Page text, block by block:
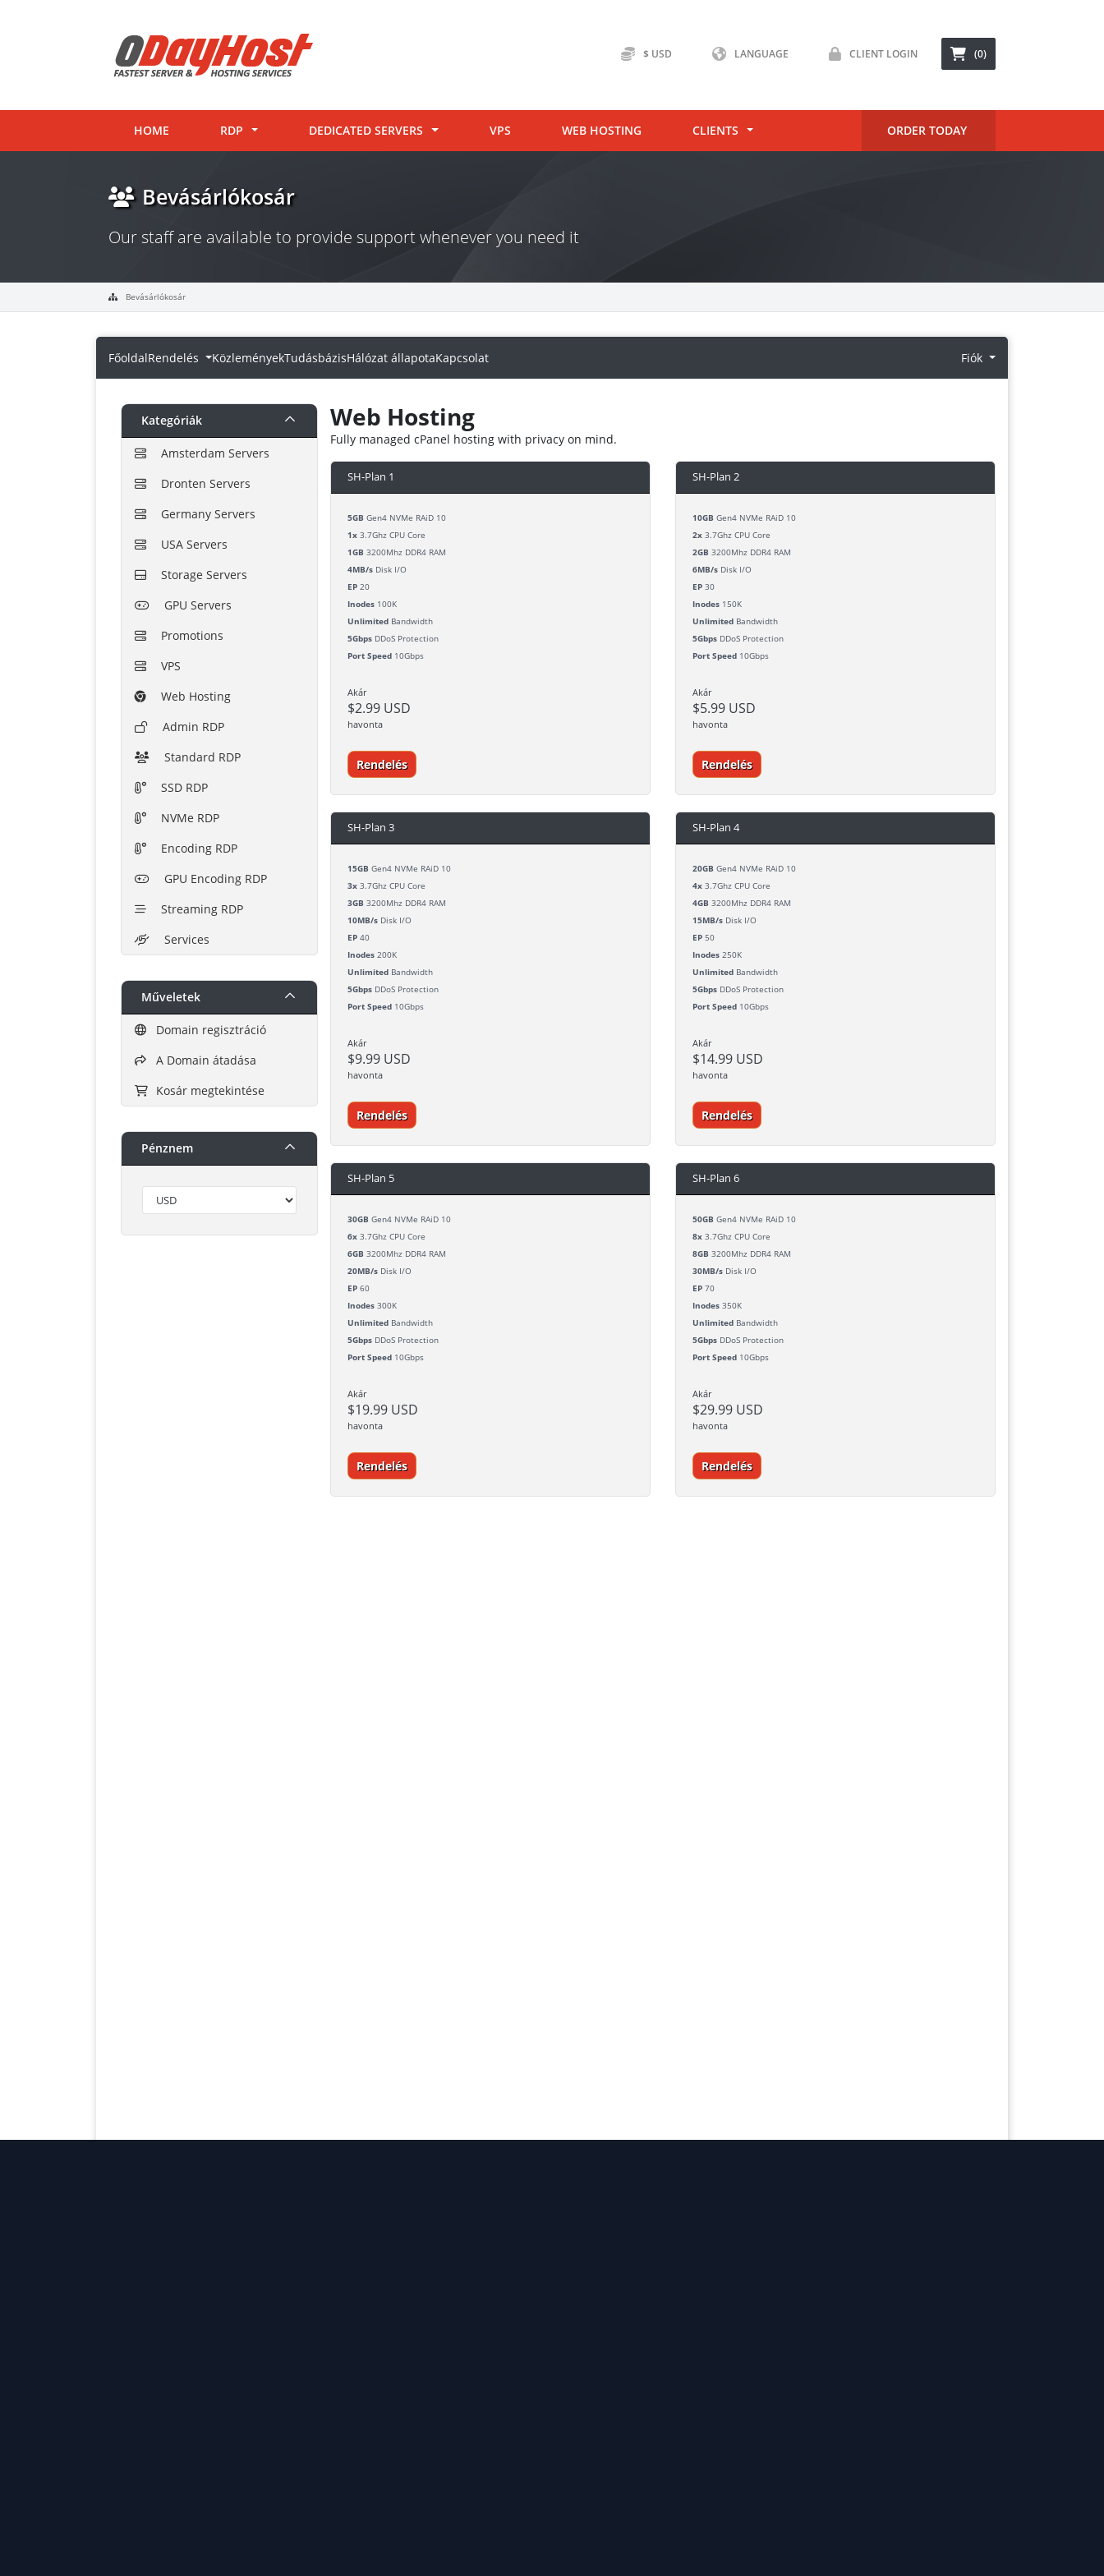
$ USD LANGUAGE CLIENT LOGIN (0)
HOME RDP DEDICATED SERVERS VPS WEB HOSTING CLIENTS ORDER TODAY
Bevásárlókosár
Our staff are available to provide support whenever you need it
Bevásárlókosár
FőoldalRendelés KözleményekTudásbázisHálózat állapotaKapcsolat Fiók
Kategóriák
Amsterdam Servers
Dronten Servers
Germany Servers
USA Servers
Storage Servers
GPU Servers
Promotions
VPS
Web Hosting
Admin RDP
Standard RDP
SSD RDP
NVMe RDP
Encoding RDP
GPU Encoding RDP
Streaming RDP
Services
Műveletek
Domain regisztráció
A Domain átadása
Kosár megtekintése
Pénznem
Web Hosting
Fully managed cPanel hosting with privacy on mind.
SH-Plan 1
5GB Gen4 NVMe RAiD 10
1x 3.7Ghz CPU Core
1GB 3200Mhz DDR4 RAM
4MB/s Disk I/O
EP 20
Inodes 100K
Unlimited Bandwidth
5Gbps DDoS Protection
Port Speed 10Gbps
Akár
$2.99 USD
havonta
Rendelés
SH-Plan 2
10GB Gen4 NVMe RAiD 10
2x 3.7Ghz CPU Core
2GB 3200Mhz DDR4 RAM
6MB/s Disk I/O
EP 30
Inodes 150K
Unlimited Bandwidth
5Gbps DDoS Protection
Port Speed 10Gbps
Akár
$5.99 USD
havonta
Rendelés
SH-Plan 3
15GB Gen4 NVMe RAiD 10
3x 3.7Ghz CPU Core
3GB 3200Mhz DDR4 RAM
10MB/s Disk I/O
EP 40
Inodes 200K
Unlimited Bandwidth
5Gbps DDoS Protection
Port Speed 10Gbps
Akár
$9.99 USD
havonta
Rendelés
SH-Plan 4
20GB Gen4 NVMe RAiD 10
4x 3.7Ghz CPU Core
4GB 3200Mhz DDR4 RAM
15MB/s Disk I/O
EP 50
Inodes 250K
Unlimited Bandwidth
5Gbps DDoS Protection
Port Speed 10Gbps
Akár
$14.99 USD
havonta
Rendelés
SH-Plan 5
30GB Gen4 NVMe RAiD 10
6x 3.7Ghz CPU Core
6GB 3200Mhz DDR4 RAM
20MB/s Disk I/O
EP 60
Inodes 300K
Unlimited Bandwidth
5Gbps DDoS Protection
Port Speed 10Gbps
Akár
$19.99 USD
havonta
Rendelés
SH-Plan 6
50GB Gen4 NVMe RAiD 10
8x 3.7Ghz CPU Core
8GB 3200Mhz DDR4 RAM
30MB/s Disk I/O
EP 70
Inodes 350K
Unlimited Bandwidth
5Gbps DDoS Protection
Port Speed 10Gbps
Akár
$29.99 USD
havonta
Rendelés